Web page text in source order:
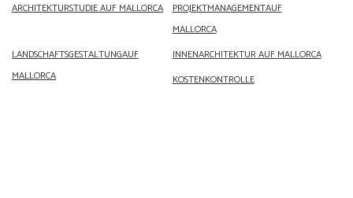
ARCHITEKTURSTUDIE AUF MALLORCA PROJEKTMANAGEMENTAUF
MALLORCA
LANDSCHAFTSGESTALTUNGAUF
MALLORCA
INNENARCHITEKTURAUF MALLORCA
KOSTENKONTROLLE